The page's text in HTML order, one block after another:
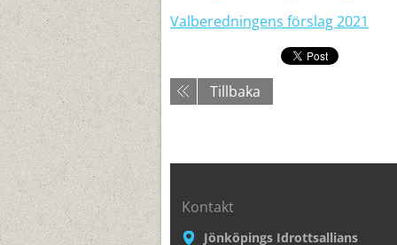
Valberedningens förslag 2021
Tillbaka
Kontakt
Jönköpings Idrottsallians